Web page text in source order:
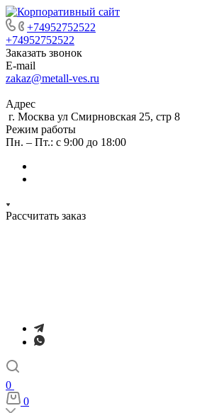
+74952752522
+74952752522
Заказать звонок
E-mail
zakaz@metall-ves.ru
Адрес
г. Москва ул Смирновская 25, стр 8
Режим работы
Пн. – Пт.: с 9:00 до 18:00
Рассчитать заказ
0
0